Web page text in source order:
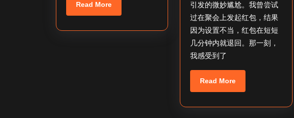
Read MoreRead
More
退
回
时
限？
引发的微妙尴尬。我曾尝试
过在聚会上发起红包，结果
因为设置不当，红包在短短
几分钟内就退回。那一刻，
我感受到了
Read MoreRead
More